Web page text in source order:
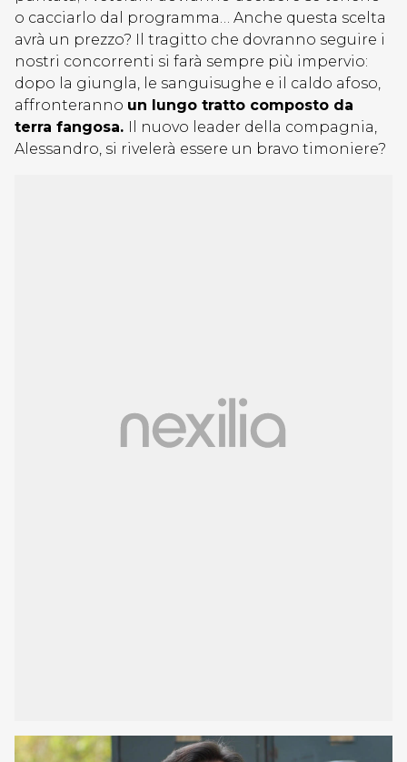
o cacciarlo dal programma… Anche questa scelta
avrà un prezzo? Il tragitto che dovranno seguire i
nostri concorrenti si farà sempre più impervio:
dopo la giungla, le sanguisughe e il caldo afoso,
affronteranno un lungo tratto composto da
terra fangosa. Il nuovo leader della compagnia,
Alessandro, si rivelerà essere un bravo timoniere?